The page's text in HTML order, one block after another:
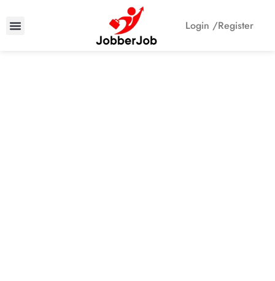
Login /Register